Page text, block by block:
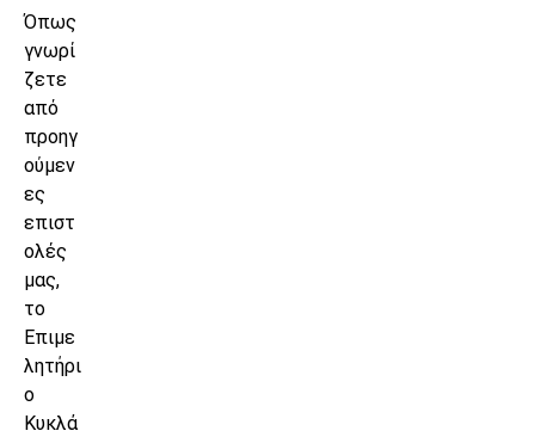
Όπως
γνωρί
ζετε
από
προηγ
ούμεν
ες
επιστ
ολές
μας,
το
Επιμε
λητήρι
ο
Κυκλά